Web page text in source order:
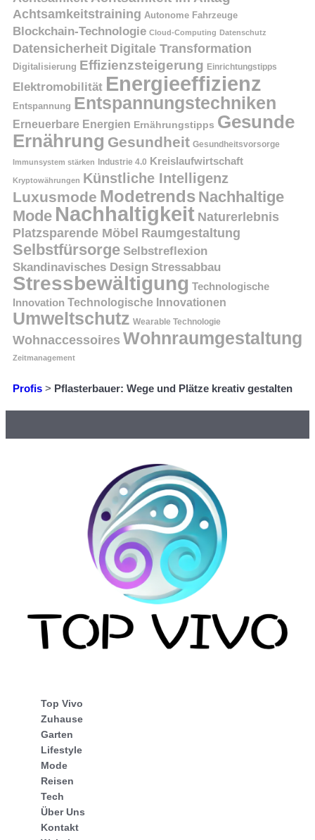
Achtsamkeitstraining Autonome Fahrzeuge
Blockchain-Technologie Cloud-Computing Datenschutz
Datensicherheit Digitale Transformation
Digitalisierung Effizienzsteigerung Einrichtungstipps
Elektromobilität Energieeffizienz
Entspannung Entspannungstechniken
Erneuerbare Energien Ernährungstipps Gesunde
Ernährung Gesundheit Gesundheitsvorsorge
Immunsystem stärken Industrie 4.0 Kreislaufwirtschaft
Kryptowährungen Künstliche Intelligenz
Luxusmode Modetrends Nachhaltige
Mode Nachhaltigkeit Naturerlebnis
Platzsparende Möbel Raumgestaltung
Selbstfürsorge Selbstreflexion
Skandinavisches Design Stressabbau
Stressbewältigung Technologische
Innovation Technologische Innovationen
Umweltschutz Wearable Technologie
Wohnaccessoires Wohnraumgestaltung
Zeitmanagement
Profis > Pflasterbauer: Wege und Plätze kreativ gestalten
Top Vivo
Zuhause
Garten
Lifestyle
Mode
Reisen
Tech
Über Uns
Kontakt